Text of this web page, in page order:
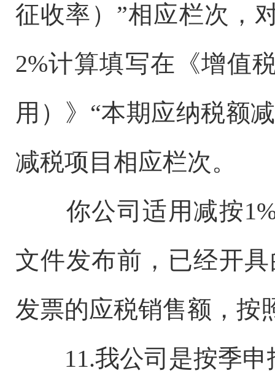
征收率）”相应栏次，
2%计算填写在《增值
用）》“本期应纳税额
减税项目相应栏次。
你公司适用减按
文件发布前，已经开
发票的应税销售额，按
11.我公司是按季